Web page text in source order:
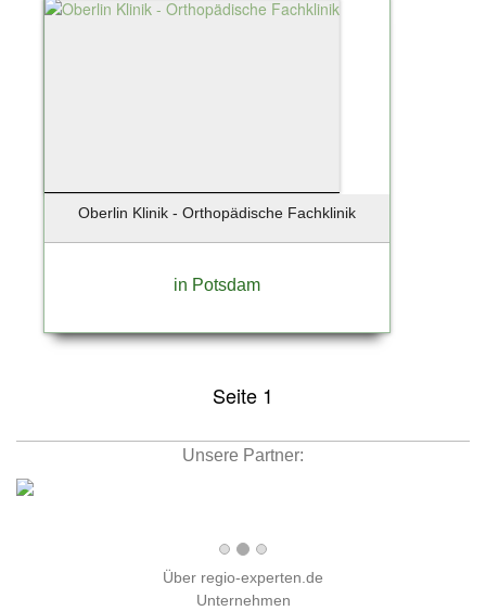
Oberlin Klinik - Orthopädische Fachklinik
in Potsdam
Seite 1
Unsere Partner:
Über regio-experten.de
Unternehmen